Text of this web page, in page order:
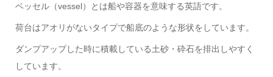
ベッセル（vessel）とは船や容器を意味する英語です。
荷台はアオリがないタイプで船底のような形状をしています。
ダンプアップした時に積載している土砂・砕石を排出しやすく
しています。